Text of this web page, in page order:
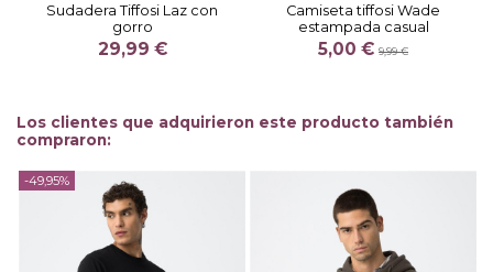
Sudadera Tiffosi Laz con
gorro
29,99 €
Camiseta tiffosi Wade
estampada casual
5,00 € 9,99 €
Los clientes que adquirieron este producto también
compraron:
-49,95%